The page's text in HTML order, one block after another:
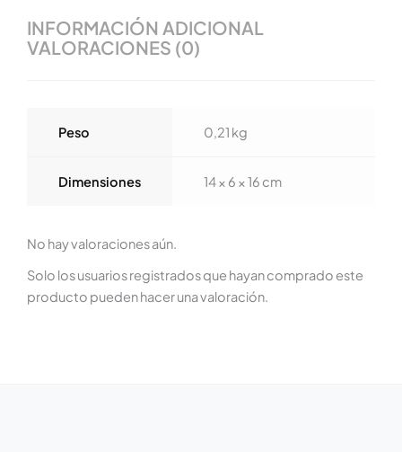
INFORMACIÓN ADICIONAL
VALORACIONES (0)
Peso 0,21 kg
Dimensiones 14 × 6 × 16 cm
No hay valoraciones aún.
Solo los usuarios registrados que hayan comprado este
producto pueden hacer una valoración.